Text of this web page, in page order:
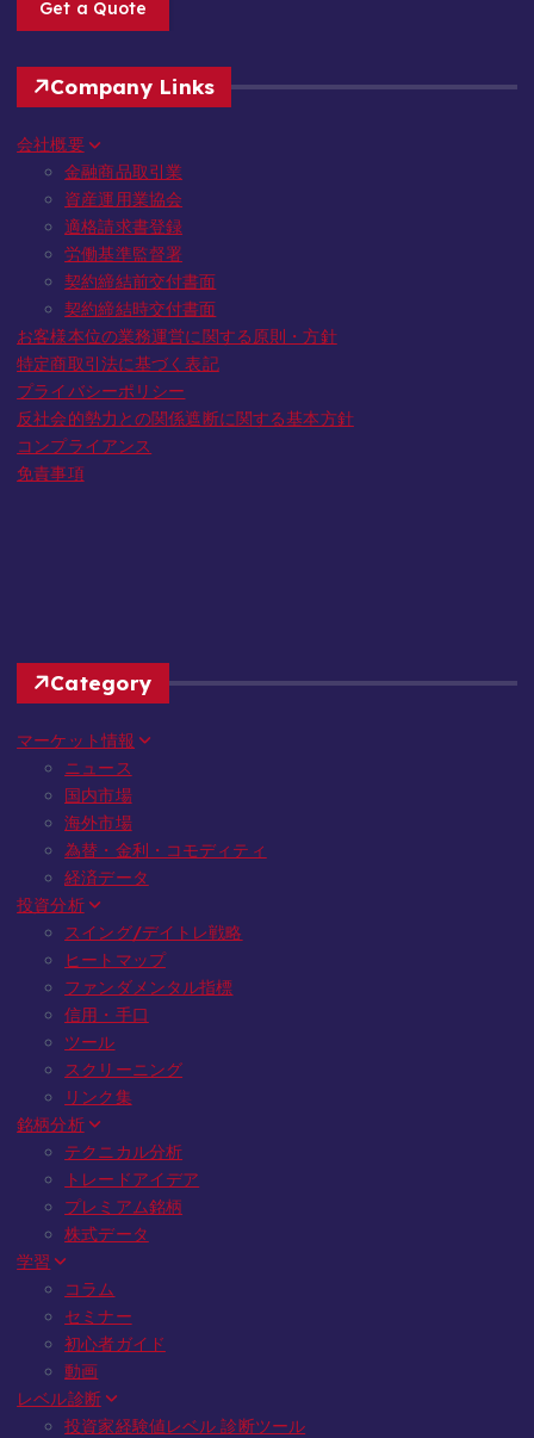
Get a Quote
Company Links
会社概要
金融商品取引業
資産運用業協会
適格請求書登録
労働基準監督署
契約締結前交付書面
契約締結時交付書面
お客様本位の業務運営に関する原則・方針
特定商取引法に基づく表記
プライバシーポリシー
反社会的勢力との関係遮断に関する基本方針
コンプライアンス
免責事項
Category
マーケット情報
ニュース
国内市場
海外市場
為替・金利・コモディティ
経済データ
投資分析
スイング/デイトレ戦略
ヒートマップ
ファンダメンタル指標
信用・手口
ツール
スクリーニング
リンク集
銘柄分析
テクニカル分析
トレードアイデア
プレミアム銘柄
株式データ
学習
コラム
セミナー
初心者ガイド
動画
レベル診断
投資家経験値レベル 診断ツール